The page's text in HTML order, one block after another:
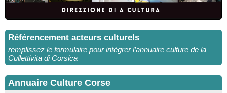
Référencement acteurs culturels
remplissez le formulaire pour intégrer l’annuaire culture de la
Cullettivita di Corsica
Annuaire Culture Corse